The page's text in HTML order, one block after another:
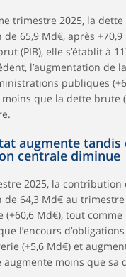
trimestre 2025, la
65,9 Md€, après
(PIB), elle s’établit à
l’augmentation de
publiques
que la dette brute
augmente
centrale diminue
2025, la
64,3 Md€ au
(+60,6 Md€), tout
l’encours
(+5,6 Md€) et
moins que sa